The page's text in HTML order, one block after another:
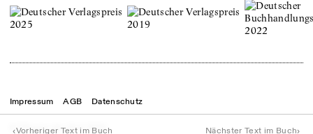
‹Vorheriger Text im Buch Nächster Text im Buch›
© Theater der Zeit2026
Impressum AGB Datenschutz